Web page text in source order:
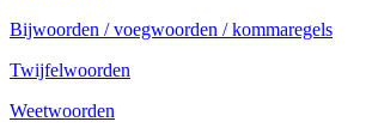
Bijwoorden / voegwoorden / kommaregels
Twijfelwoorden
Weetwoorden